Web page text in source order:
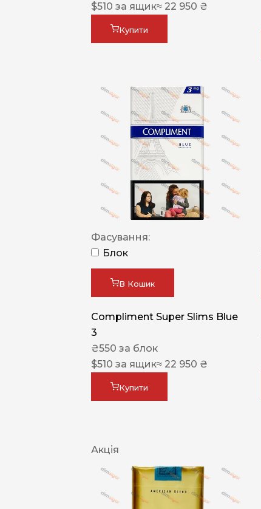
$510 за ящик≈ 22 950 ₴
Купити
Фасування:
Блок
В Кошик
Compliment Super Slims Blue
3
₴550 за блок
$510 за ящик≈ 22 950 ₴
Купити
Акція